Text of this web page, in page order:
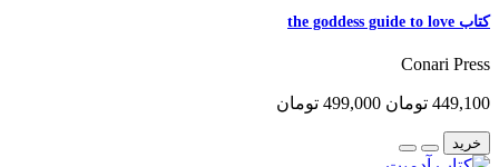
کتاب the goddess guide to love
Conari Press
449,100 تومان 499,000 تومان
خرید